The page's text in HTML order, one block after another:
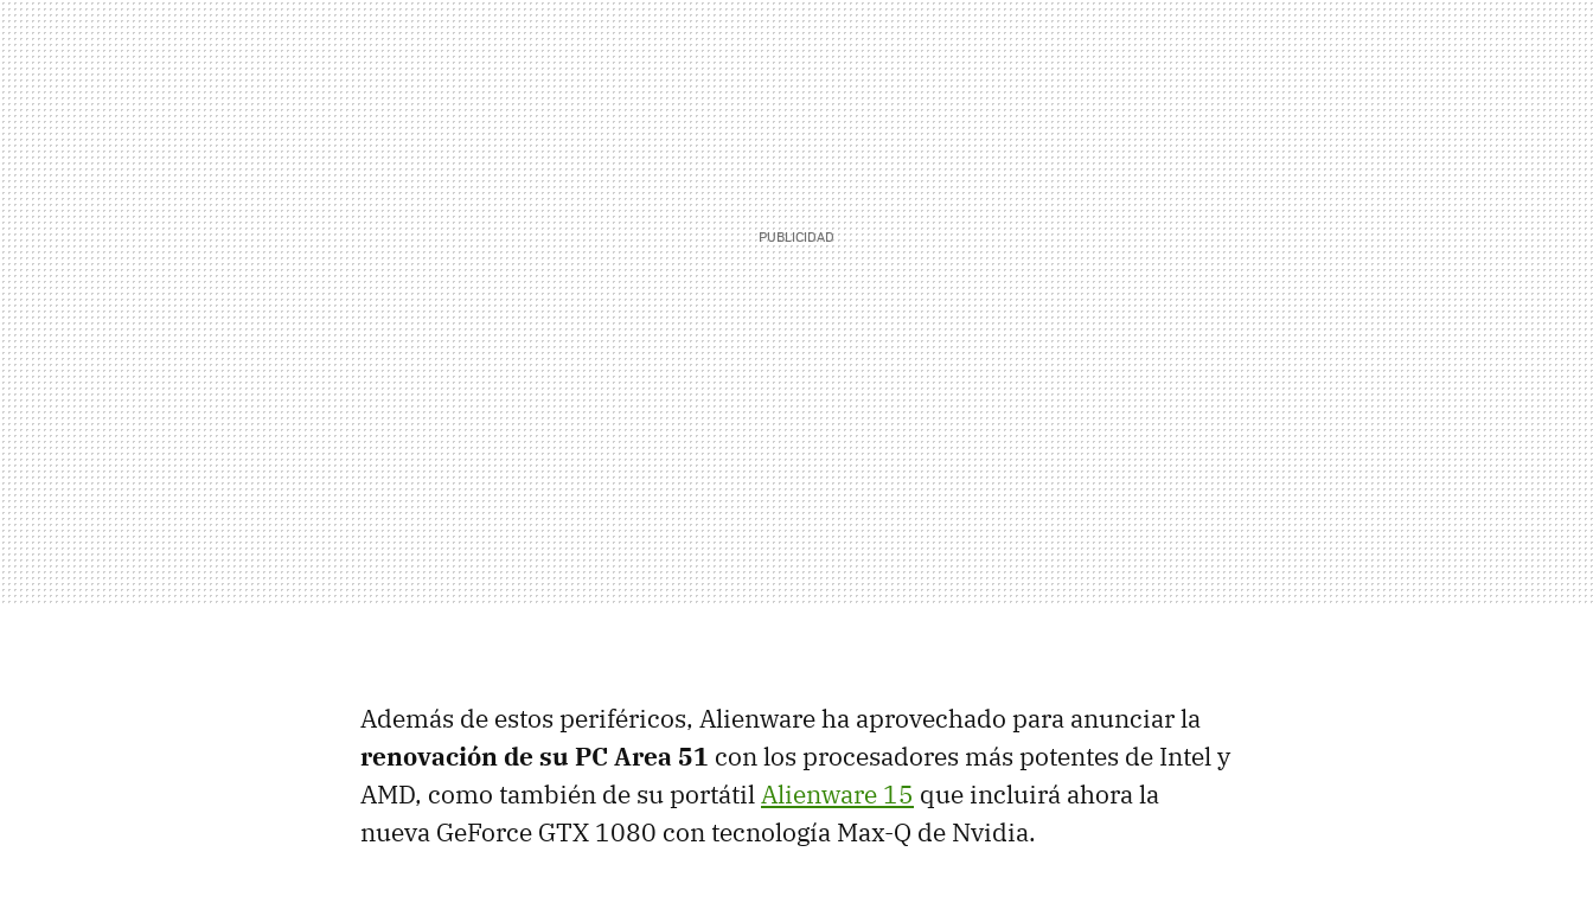
Además de estos periféricos, Alienware ha aprovechado para anunciar la
renovación de su PC Area 51 con los procesadores más potentes de Intel y
AMD, como también de su portátilAlienware 15 que incluirá ahora la
nueva GeForce GTX 1080 con tecnología Max-Q de Nvidia.